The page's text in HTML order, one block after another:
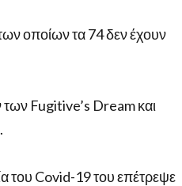
οποίων τα 74 δεν έχουν
Fugitive’s Dream και
του Covid-19 του επέτρεψε